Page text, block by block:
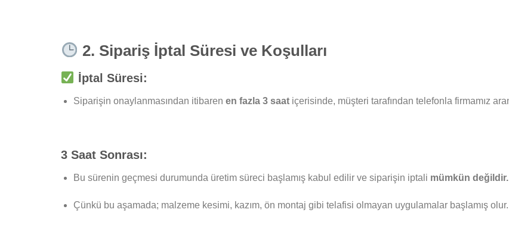
2. Sipariş İptal Süresi ve Koşulları
İptal Süresi:
Siparişin onaylanmasından itibaren en fazla 3 saatiçerisinde, müşteri tarafından telefonla firmamız
3 Saat Sonrası:
Bu sürenin geçmesi durumunda üretim süreci başlamış kabul edilir ve siparişin iptali mümkün değildir.
Çünkü bu aşamada; malzeme kesimi, kazım, ön montaj gibi telafisi olmayan uygulamalar başlamış olur.